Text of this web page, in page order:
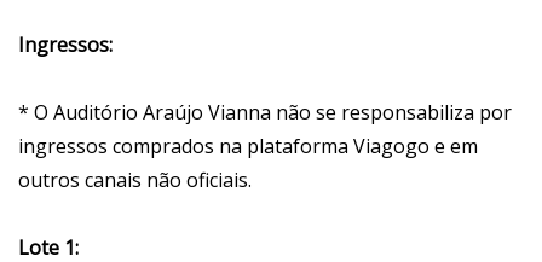
Ingressos:
* O Auditório Araújo Vianna não se responsabiliza por
ingressos comprados na plataforma Viagogo e em
outros canais não oficiais.
Lote 1: